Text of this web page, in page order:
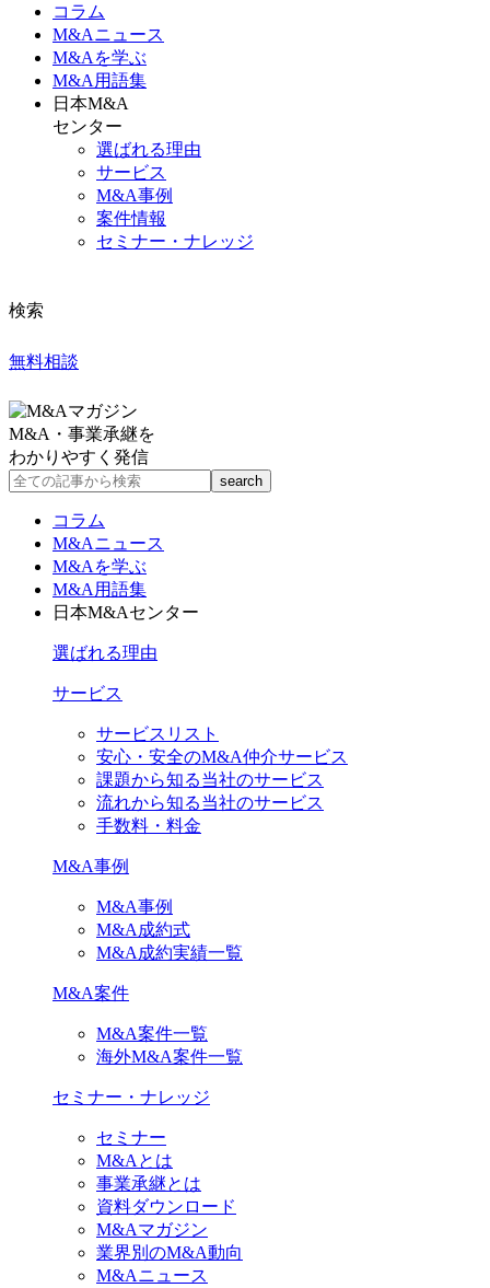
コラム
M&Aニュース
M&Aを学ぶ
M&A 用語集
日本M&A
センター
選ばれる理由
サービス
M&A事例
案件情報
セミナー・ナレッジ
検索
無料相談
M&A・事業承継を
わかりやすく発信
コラム
M&Aニュース
M&Aを学ぶ
M&A用語集
日本M&Aセンター
選ばれる理由
サービス
サービスリスト
安心・安全のM&A仲介サービス
課題から知る当社のサービス
流れから知る当社のサービス
手数料・料金
M&A事例
M&A事例
M&A成約式
M&A成約実績一覧
M&A案件
M&A案件一覧
海外M&A案件一覧
セミナー・ナレッジ
セミナー
M&Aとは
事業承継とは
資料ダウンロード
M&Aマガジン
業界別のM&A動向
M&Aニュース